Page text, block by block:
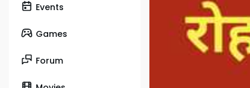
Events
Games
Forum